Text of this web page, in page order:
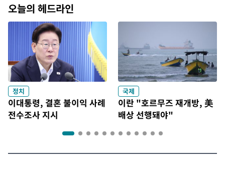
오늘의 헤드라인
정치
이대통령, 결혼 불이익 사례
전수조사 지시
국제
이란 "호르무즈 재개방, 美
배상 선행돼야"